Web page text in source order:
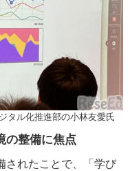
タル化推進部の小林友愛氏
の整備に焦点
れたことで、「学び